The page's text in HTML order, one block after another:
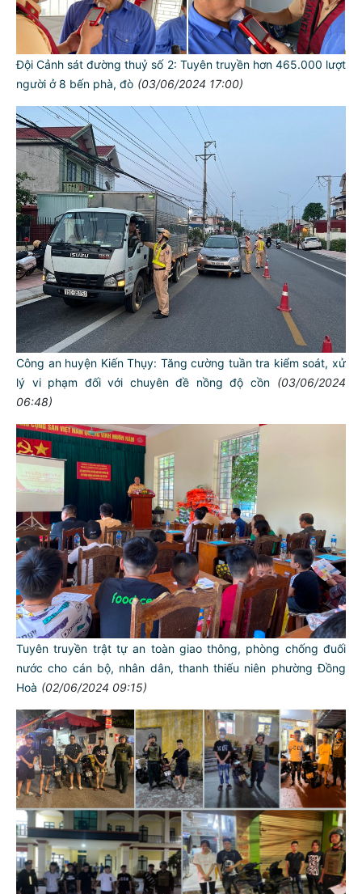
Đội Cảnh sát đường thuỷ số 2: Tuyên truyền hơn 465.000 lượt
người ở 8 bến phà, đò (03/06/2024 17:00)
Công an huyện Kiến Thụy: Tăng cường tuần tra kiểm soát, xử
lý vi phạm đối với chuyên đề nồng độ cồn
(03/06/2024
06:48)
Tuyên truyền trật tự an toàn giao thông, phòng chống đuối
nước cho cán bộ, nhân dân, thanh thiếu niên phường Đồng
Hoà (02/06/2024 09:15)